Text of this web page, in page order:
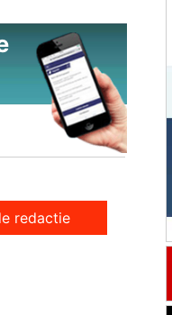
redactie